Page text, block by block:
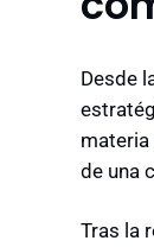
Desde
de una
Tras la